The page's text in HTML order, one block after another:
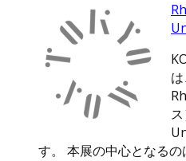
す。 本展の中心となる